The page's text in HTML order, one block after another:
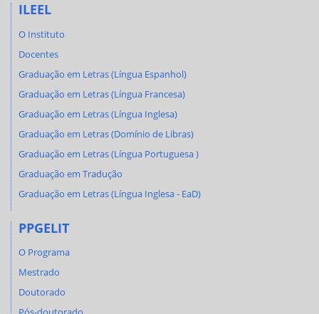
ILEEL
O Instituto
Docentes
Graduação em Letras (Língua Espanhol)
Graduação em Letras (Língua Francesa)
Graduação em Letras (Língua Inglesa)
Graduação em Letras (Domínio de Libras)
Graduação em Letras (Língua Portuguesa )
Graduação em Tradução
Graduação em Letras (Língua Inglesa - EaD)
PPGELIT
O Programa
Mestrado
Doutorado